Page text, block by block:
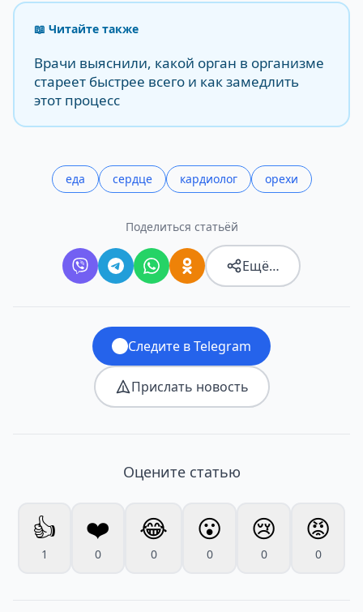
📖 Читайте также
Врачи выяснили, какой орган в организме
стареет быстрее всего и как замедлить
этот процесс
еда сердце кардиолог орехи
Поделиться статьёй
Ещё…
Следите в Telegram
Прислать новость
Оцените статью
👍
1
❤️
0
😂
0
😮
0
😢
0
😡
0